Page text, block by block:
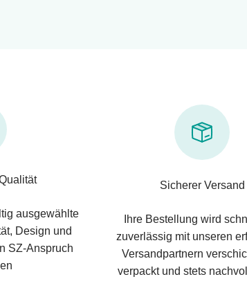
ausgewählte
Design und
SZ-Anspruch
Sicherer Versand
Ihre Bestellung wird
zuverlässig mit unseren
Versandpartnern
verpackt und stets